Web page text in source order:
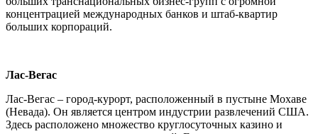
концентрацией международных банков и штаб-квартир
больших корпораций.
Лас-Вегас
Лас-Вегас – город-курорт, расположенный в пустыне Мохаве
(Невада). Он является центром индустрии развлечений США.
Здесь расположено множество круглосуточных казино и